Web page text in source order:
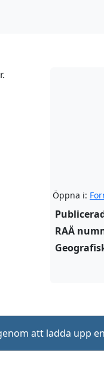
Öppna i:
RAÄ
att ladda upp